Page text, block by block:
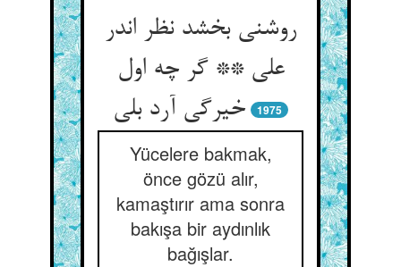
روشنی بخشد نظر اندر
علی ** گر چه اول
خیرگی آرد بلی‏
1975
Yücelere bakmak,
önce gözü alır,
kamaştırır ama sonra
bakışa bir aydınlık
bağışlar.